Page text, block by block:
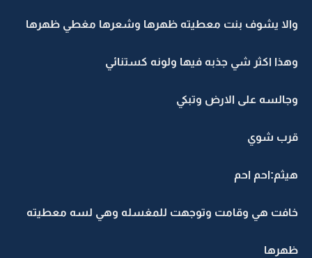
والا يشوف بنت معطيته ظهرها وشعرها مغطي ظهرها
وهذا اكثر شي جذبه فيها ولونه كستنائي
وجالسه على الارض وتبكي
قرب شوي
هيثم:احم احم
خافت هي وقامت وتوجهت للمغسله وهي لسه معطيته
ظهرها